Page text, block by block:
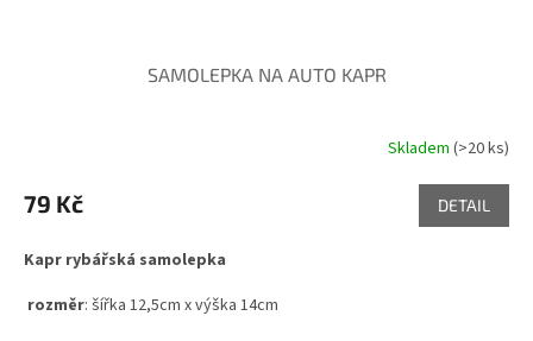
SAMOLEPKA NA AUTO KAPR
Skladem (>20 ks)
79 Kč DETAIL
Kapr rybářská samolepka
rozměr: šířka 12,5cm x výška 14cm